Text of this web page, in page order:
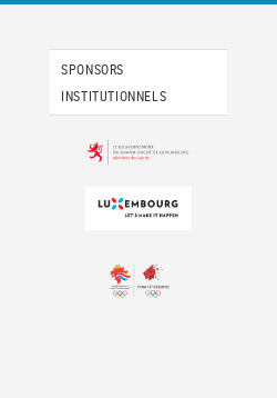
SPONSORS
INSTITUTIONNELS